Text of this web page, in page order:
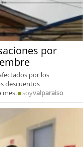
por
por los
descuentos
mes.
soyvalparaiso